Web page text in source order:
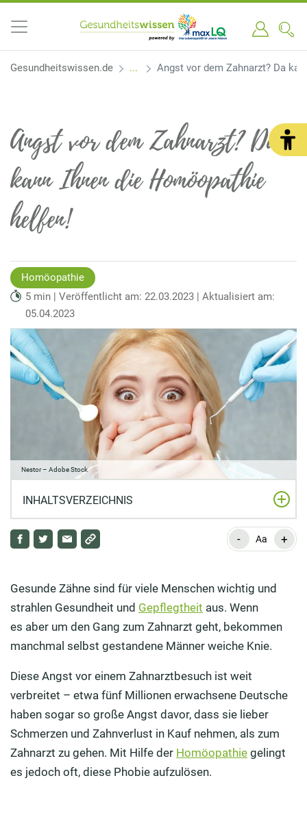
Gesundheitswissen.de Angst vor dem Zahnarzt? Da
Angst vor dem Zahnarzt? Da
kann Ihnen die Homöopathie
helfen!
Homöopathie
5 min | Veröffentlicht am: 22.03.2023 | Aktualisiert am:
05.04.2023
Nestor – Adobe Stock
INHALTSVERZEICHNIS
Woher kommt die Angst vorm Zahnarzt?
Angstpatienten?
Wie kann Homöopathie bei Zahnarztangst helfen?
Welche Möglichkeiten zur Entspannung gibt es?
Letzte Möglichkeit: Vollnarkose
Wie kann die Zahnarztangst überwunden werden?
- Aa +
Gesunde Zähne sind für viele Menschen wichtig und
strahlen Gesundheit und Gepflegtheit aus. Wenn
es aber um den Gang zum Zahnarzt geht, bekommen
manchmal selbst gestandene Männer weiche Knie.
Diese Angst vor einem Zahnarztbesuch ist weit
verbreitet – etwa fünf Millionen erwachsene Deutsche
haben sogar so große Angst davor, dass sie lieber
Schmerzen und Zahnverlust in Kauf nehmen, als zum
Zahnarzt zu gehen. Mit Hilfe der Homöopathie gelingt
es jedoch oft, diese Phobie aufzulösen.